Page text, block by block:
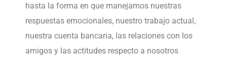
hasta la forma en que manejamos nuestras
respuestas emocionales, nuestro trabajo actual,
nuestra cuenta bancaria, las relaciones con los
amigos y las actitudes respecto a nosotros